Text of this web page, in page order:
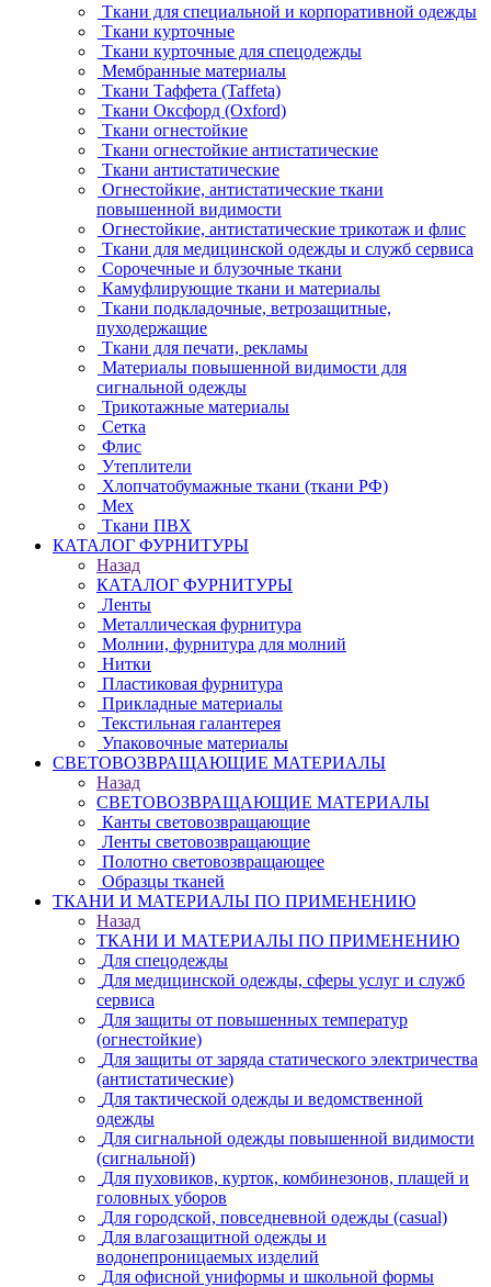
Ткани для специальной и корпоративной одежды
Ткани курточные
Ткани курточные для спецодежды
Мембранные материалы
Ткани Таффета (Taffeta)
Ткани Оксфорд (Oxford)
Ткани огнестойкие
Ткани огнестойкие антистатические
Ткани антистатические
Огнестойкие, антистатические ткани
повышенной видимости
Огнестойкие, антистатические трикотаж и флис
Ткани для медицинской одежды и служб сервиса
Сорочечные и блузочные ткани
Камуфлирующие ткани и материалы
Ткани подкладочные, ветрозащитные,
пуходержащие
Ткани для печати, рекламы
Материалы повышенной видимости для
сигнальной одежды
Трикотажные материалы
Сетка
Флис
Утеплители
Хлопчатобумажные ткани (ткани РФ)
Мех
Ткани ПВХ
КАТАЛОГ ФУРНИТУРЫ
Назад
КАТАЛОГ ФУРНИТУРЫ
Ленты
Металлическая фурнитура
Молнии, фурнитура для молний
Нитки
Пластиковая фурнитура
Прикладные материалы
Текстильная галантерея
Упаковочные материалы
СВЕТОВОЗВРАЩАЮЩИЕ МАТЕРИАЛЫ
Назад
СВЕТОВОЗВРАЩАЮЩИЕ МАТЕРИАЛЫ
Канты световозвращающие
Ленты световозвращающие
Полотно световозвращающее
Образцы тканей
ТКАНИ И МАТЕРИАЛЫ ПО ПРИМЕНЕНИЮ
Назад
ТКАНИ И МАТЕРИАЛЫ ПО ПРИМЕНЕНИЮ
Для спецодежды
Для медицинской одежды, сферы услуг и служб
сервиса
Для защиты от повышенных температур
(огнестойкие)
Для защиты от заряда статического электричества
(антистатические)
Для тактической одежды и ведомственной
одежды
Для сигнальной одежды повышенной видимости
(сигнальной)
Для пуховиков, курток, комбинезонов, плащей и
головных уборов
Для городской, повседневной одежды (casual)
Для влагозащитной одежды и
водонепроницаемых изделий
Для офисной униформы и школьной формы